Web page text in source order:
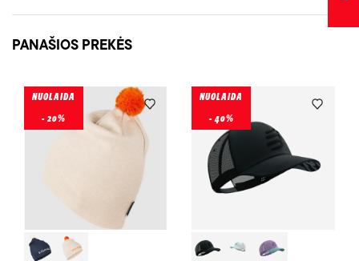
PANAŠIOS PREKĖS
NUOLAIDA
- 20%
NUOLAIDA
- 40%